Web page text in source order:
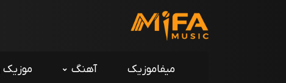
میفاموزیک آهنگ موزیک